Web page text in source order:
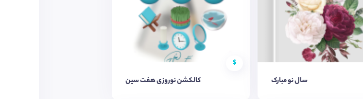
$
کالکشن نوروزی هفت سین سال نو مبارک